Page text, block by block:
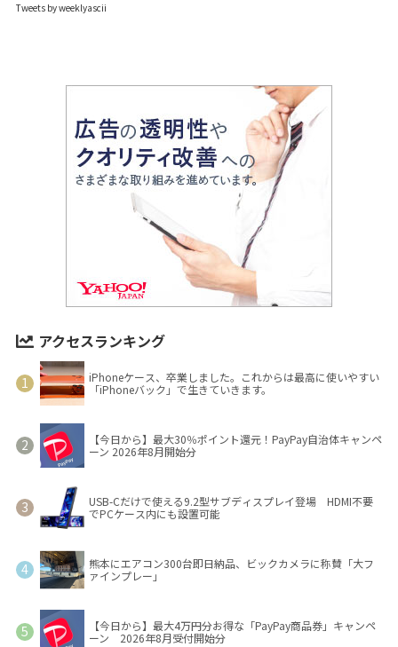
Tweets by weeklyascii
アクセスランキング
iPhoneケース、卒業しました。これからは最高に使いやすい
「iPhoneバック」で生きていきます。
【今日から】最大30％ポイント還元！PayPay自治体キャンペ
ーン 2026年8月開始分
USB-Cだけで使える9.2型サブディスプレイ登場 HDMI不要
でPCケース内にも設置可能
熊本にエアコン300台即日納品、ビックカメラに称賛「大フ
ァインプレー」
【今日から】最大4万円分お得な「PayPay商品券」キャンペ
ーン 2026年8月受付開始分